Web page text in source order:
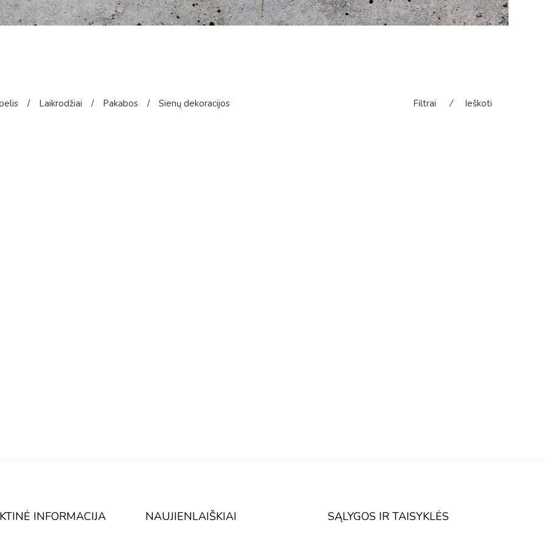
/ Laikrodžiai / Pakabos / Sienų dekoracijos Filtrai ⁄ Ieškoti
INFORMACIJA NAUJIENLAIŠKIAI SĄLYGOS IR TAISYKLĖS